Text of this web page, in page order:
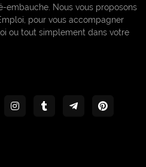
embauche. Nous vous proposons
pour vous accompagner
ou tout simplement dans votre